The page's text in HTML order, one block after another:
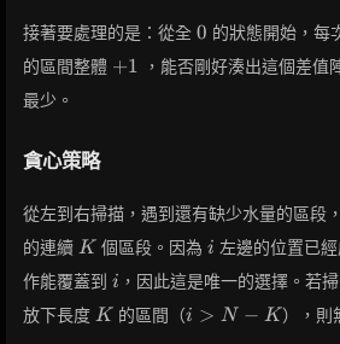
接著要處理的是：從全 0
0 的狀態開始，每
的區間整體 +1
+1 ，能否剛好湊出這個差值
最少。
貪心策略
從左到右掃描，遇到還有缺少水量的區段
的連續 K
K 個區段。因為i
i 左邊的位置已
作能覆蓋到 i
i ，因此這是唯一的選擇。若
放下長度 K
K 的區間（i
i > N − K），則